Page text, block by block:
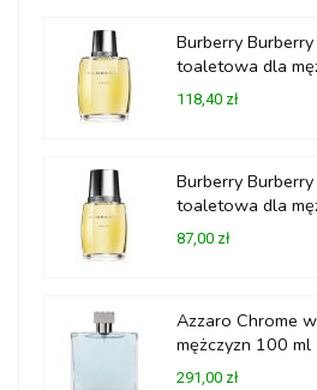
Burberry
toaletowa dla
118,40 zł
Burberry
toaletowa dla
87,00 zł
Azzaro Chrome
mężczyzn 100 ml
291,00 zł